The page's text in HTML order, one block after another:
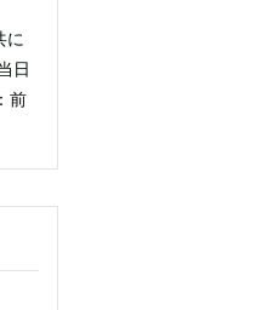
に
日
前